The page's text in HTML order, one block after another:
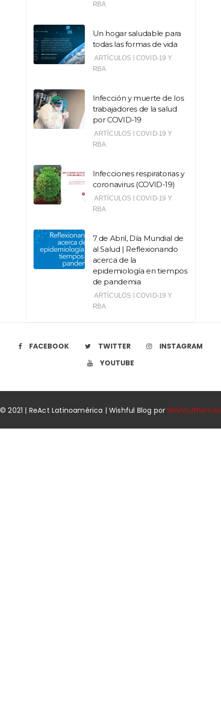
RBA
Un hogar saludable para
todas las formas de vida
ARTÍCULOS | COVID-19 Y
RBA
Infección y muerte de los
trabajadores de la salud
por COVID-19
ARTÍCULOS | COVID-19 Y
RBA
Infecciones respiratorias y
coronavirus (COVID-19)
ARTÍCULOS | COVID-19 Y
RBA
7 de Abril, Día Mundial de
al Salud | Reflexionando
acerca de la
epidemiología en tiempos
de pandemia
ARTÍCULOS | COVID-19 Y
RBA
FACEBOOK TWITTER
INSTAGRAM
YOUTUBE
© 2021 | ReAct Latinoamérica | Wishful Blog porWishfulthemes